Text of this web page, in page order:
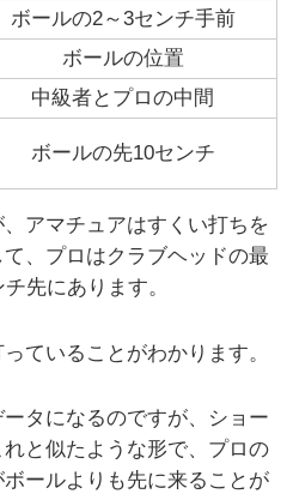
ボールの2～3センチ手前
ボールの位置
中級者とプロの中間
ボールの先10センチ
アマチュアはすくい打ちを
、プロはクラブヘッドの最
先にあります。
ていることがわかります。
タになるのですが、ショー
れと似たような形で、プロの
ールよりも先に来ることが